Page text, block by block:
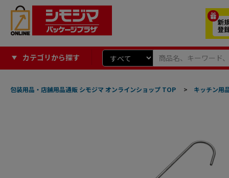
カテゴリから探す
包装用品・店舗用品通販 シモジマ オンラインショップ TOP > キッチン用